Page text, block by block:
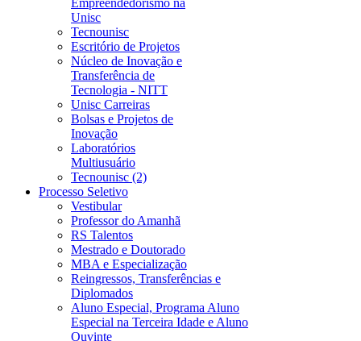
Empreendedorismo na
Unisc
Tecnounisc
Escritório de Projetos
Núcleo de Inovação e
Transferência de
Tecnologia - NITT
Unisc Carreiras
Bolsas e Projetos de
Inovação
Laboratórios
Multiusuário
Tecnounisc (2)
Processo Seletivo
Vestibular
Professor do Amanhã
RS Talentos
Mestrado e Doutorado
MBA e Especialização
Reingressos, Transferências e
Diplomados
Aluno Especial, Programa Aluno
Especial na Terceira Idade e Aluno
Ouvinte